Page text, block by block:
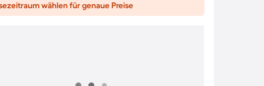
wählen für genaue Preise